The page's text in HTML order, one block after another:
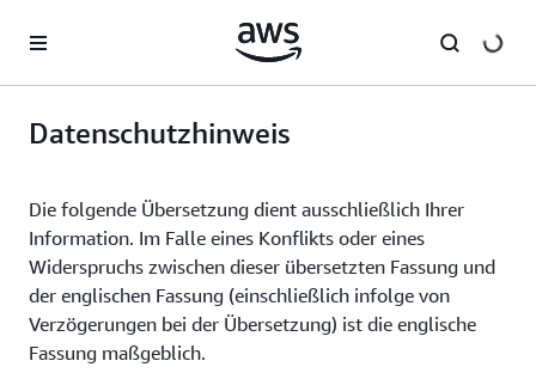
Überspringen zum Hauptinhalt
Datenschutzhinweis
Die folgende Übersetzung dient ausschließlich Ihrer
Information. Im Falle eines Konflikts oder eines
Widerspruchs zwischen dieser übersetzten Fassung und
der englischen Fassung (einschließlich infolge von
Verzögerungen bei der Übersetzung) ist die englische
Fassung maßgeblich.